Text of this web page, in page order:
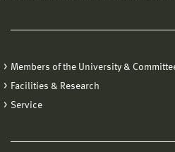
Members of the University &
Facilities & Research
Service